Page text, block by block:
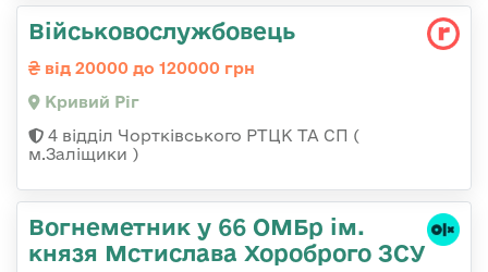
Військовослужбовець
від 20000 до 120000 грн
Кривий Ріг
4 відділ Чортківського РТЦК ТА СП (
м.Заліщики )
Вогнеметник у 66 ОМБр ім.
князя Мстислава Хороброго ЗСУ